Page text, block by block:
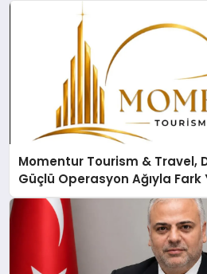
Momentur Tourism & Travel,
Güçlü Operasyon Ağıyla Fark